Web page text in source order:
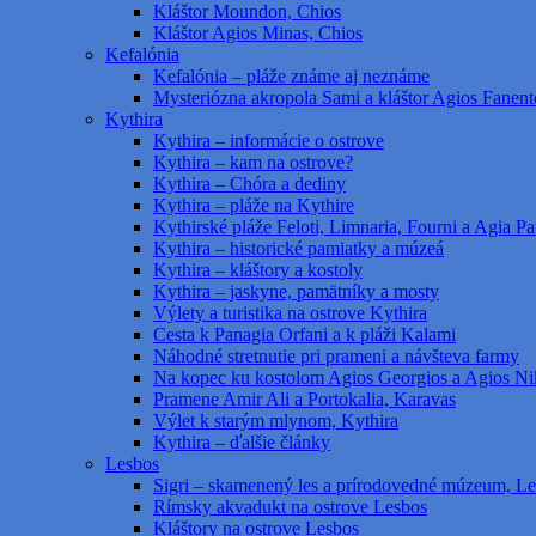
Kláštor Moundon, Chios
Kláštor Agios Minas, Chios
Kefalónia
Kefalónia – pláže známe aj neznáme
Mysteriózna akropola Sami a kláštor Agios
Kythira
Kythira – informácie o ostrove
Kythira – kam na ostrove?
Kythira – Chóra a dediny
Kythira – pláže na Kythire
Kythirské pláže Feloti, Limnaria, Fourni a Agia
Kythira – historické pamiatky a múzeá
Kythira – kláštory a kostoly
Kythira – jaskyne, pamätníky a mosty
Výlety a turistika na ostrove Kythira
Cesta k Panagia Orfani a k pláži Kalami
Náhodné stretnutie pri prameni a návšteva farmy
Na kopec ku kostolom Agios Georgios a Agios
Pramene Amir Ali a Portokalia, Karavas
Výlet k starým mlynom, Kythira
Kythira – ďalšie články
Lesbos
Sigri – skamenený les a prírodovedné múzeum,
Rímsky akvadukt na ostrove Lesbos
Kláštory na ostrove Lesbos